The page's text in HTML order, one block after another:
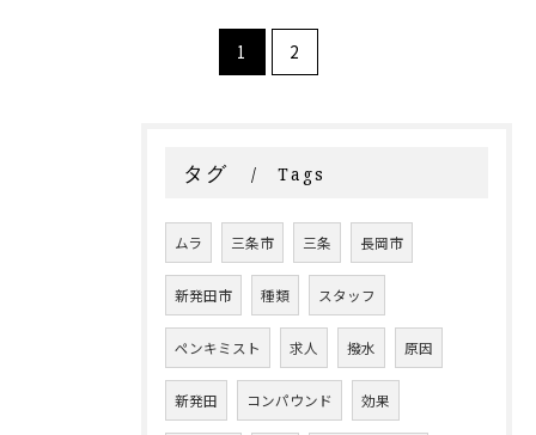
1 2
タグ Tags
ムラ 三条市 三条 長岡市
新発田市 種類 スタッフ
ペンキミスト 求人 撥水 原因
新発田 コンパウンド 効果